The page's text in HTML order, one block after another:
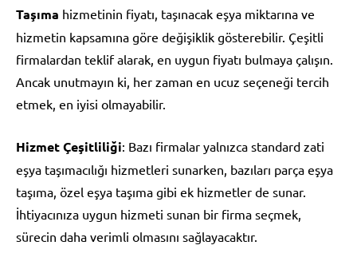
Taşıma hizmetinin fiyatı, taşınacak eşya miktarına ve
hizmetin kapsamına göre değişiklik gösterebilir. Çeşitli
firmalardan teklif alarak, en uygun fiyatı bulmaya çalışın.
Ancak unutmayın ki, her zaman en ucuz seçeneği tercih
etmek, en iyisi olmayabilir.
Hizmet Çeşitliliği: Bazı firmalar yalnızca standard zati
eşya taşımacılığı hizmetleri sunarken, bazıları parça eşya
taşıma, özel eşya taşıma gibi ek hizmetler de sunar.
İhtiyacınıza uygun hizmeti sunan bir firma seçmek,
sürecin daha verimli olmasını sağlayacaktır.